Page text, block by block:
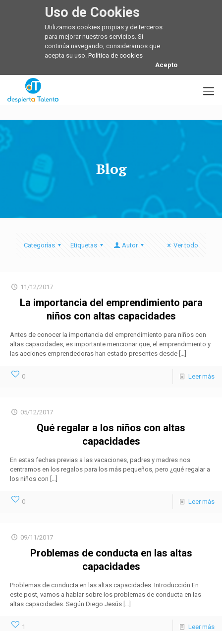
Uso de Cookies
Utilizamos cookies propias y de terceros
para mejorar nuestros servicios. Si
continúa navegando, consideramos que
acepta su uso. Política de cookies
Acepto
Blog
Categorías Etiquetas Autor Ver todo
11/12/2017
La importancia del emprendimiento para
niños con altas capacidades
Antes de conocer la importancia del emprendimiento para niños con
altas capacidades, es importante mencionar que, el emprendimiento y
las acciones emprendedoras han estado presentes desde […]
0 Leer más
05/12/2017
Qué regalar a los niños con altas
capacidades
En estas fechas previas a las vacaciones, padres y madres nos
centramos en los regalos para los más pequeños, pero ¿qué regalar a
los niños con […]
0 Leer más
09/11/2017
Problemas de conducta en las altas
capacidades
Problemas de conducta en las altas capacidades: Introducción En
este post, vamos a hablar sobre los problemas de conducta en las
altas capacidades. Según Diego Jesús […]
1 Leer más